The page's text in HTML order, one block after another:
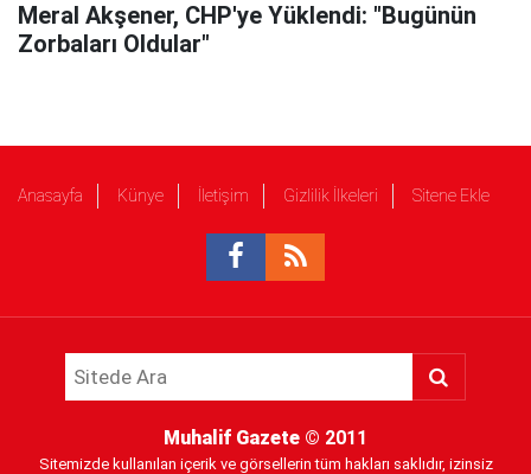
Meral Akşener, CHP'ye Yüklendi: "Bugünün
Zorbaları Oldular"
Anasayfa Künye İletişim Gizlilik İlkeleri Sitene Ekle
Muhalif Gazete © 2011
Sitemizde kullanılan içerik ve görsellerin tüm hakları saklıdır, izinsiz